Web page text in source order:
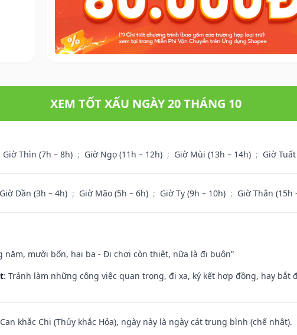
XEM TỐT XẤU NGÀY 20 THÁNG 10
Giờ Thìn (7h – 8h) ; Giờ Ngọ (11h – 12h) ; Giờ Mùi (13h – 14h) ; Giờ
Giờ Dần (3h – 4h) ; Giờ Mão (5h – 6h) ; Giờ Tỵ (9h – 10h) ; Giờ Thân (15h
năm, mười bốn, hai ba - Đi chơi còn thiệt, nữa là đi buôn”
: Tránh làm những công việc quan trọng, đi xa, ký kết hợp đồng, hay bắt
khắc Chi (Thủy khắc Hỏa), ngày này là ngày cát trung bình (chế nhật).